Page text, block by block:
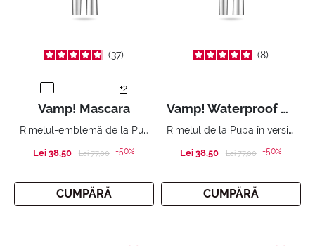
37
+2
Vamp! Mascara
Rimelul-emblemă de la Pupa. Gene scandalos de voluminoase. Produsul cel mai bine vândut în magazinele de cosmetice.
Lei 38,50 Price reduced from
Lei 77,00to-50%
CUMPĂRĂ
8
Vamp! Waterproof Mascara
Rimelul de la Pupa în versiunea waterproof.
Lei 38,50 Price reduced from
Lei 77,00to-50%
CUMPĂRĂ